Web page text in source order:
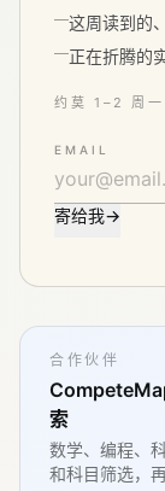
这周读到的
正在折腾的
约莫 1–2 周一
EMAIL
寄给我→
合作伙伴
索
数学、编程、
和科目筛选，